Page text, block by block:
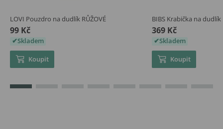
LOVI Pouzdro na dudlík RŮŽOVÉ
99 Kč
Skladem
Koupit
BIBS Krabička na dudlík
369 Kč
Skladem
Koupit